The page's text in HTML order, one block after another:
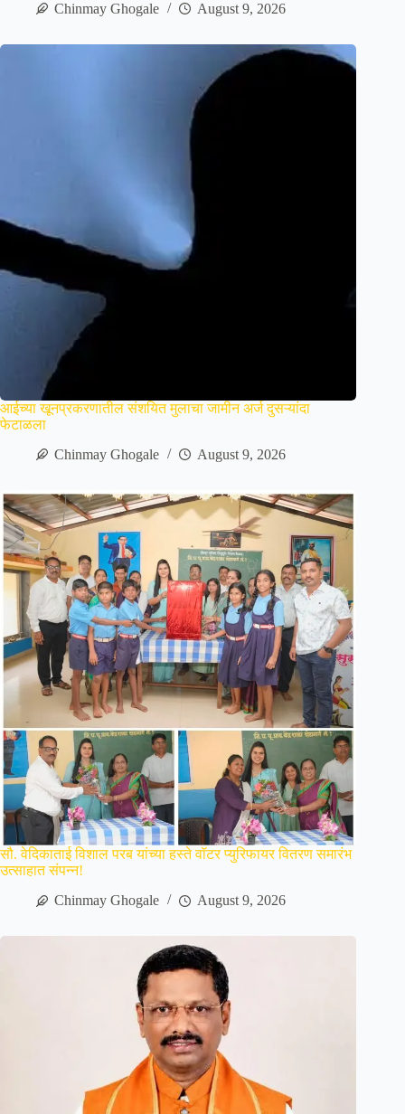
Chinmay Ghogale
August 9, 2026
आईच्या खूनप्रकरणातील संशयित मुलाचा जामीन अर्ज दुसऱ्यांदा
फेटाळला
Chinmay Ghogale
August 9, 2026
सौ. वेदिकाताई विशाल परब यांच्या हस्ते वॉटर प्युरिफायर वितरण समारंभ
उत्साहात संपन्न!
Chinmay Ghogale
August 9, 2026